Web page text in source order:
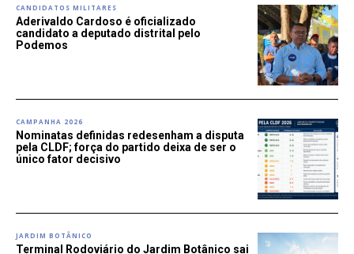
CANDIDATOS MILITARES
Aderivaldo Cardoso é oficializado
candidato a deputado distrital pelo
Podemos
CAMPANHA 2026
Nominatas definidas redesenham a disputa
pela CLDF; força do partido deixa de ser o
único fator decisivo
JARDIM BOTÂNICO
Terminal Rodoviário do Jardim Botânico sai